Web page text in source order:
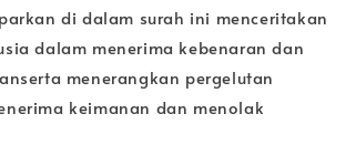
di dalam surah ini menceritakan
dalam menerima kebenaran dan
menerangkan pergelutan
keimanan dan menolak